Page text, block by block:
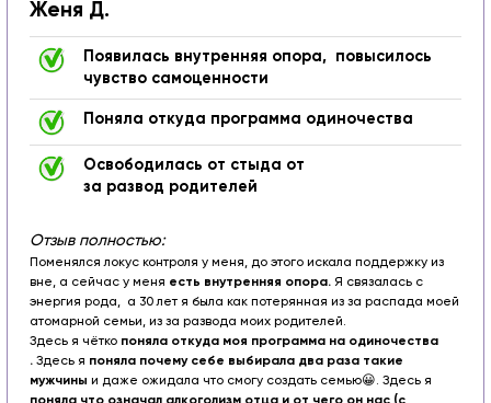
Женя Д.
Появилась внутренняя опора, повысилось
чувство самоценности
Поняла откуда программа одиночества
Освободилась от стыда от
за развод родителей
Отзыв полностью:
Поменялся локус контроля у меня, до этого искала поддержку из
вне, а сейчас у меня есть внутренняя опора.Я связалась с
энергия рода, а 30 лет я была как потерянная из за распада моей
атомарной семьи, из за развода моих родителей.
Здесь я чётко поняла откуда моя программа на одиночества
.Здесь я поняла почему себе выбирала два раза такие
мужчины и даже ожидала что смогу создать семью😀. Здесь я